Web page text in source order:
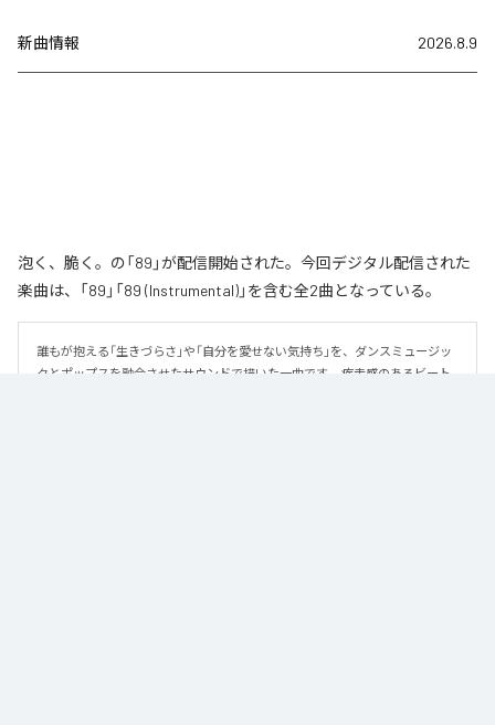
新曲情報 2026.8.9
泡く、脆く。の「89」が配信開始された。今回デジタル配信された
楽曲は、「89」「89 (Instrumental)」を含む全2曲となっている。
誰もが抱える「生きづらさ」や「自分を愛せない気持ち」を、ダンスミュージッ
クとポップスを融合させたサウンドで描いた一曲です。 疾走感のあるビート